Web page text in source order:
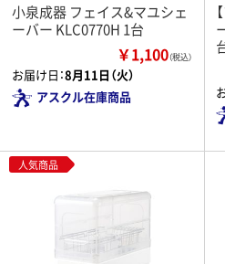
小泉成器 フェイス&マユシェ
ーバー KLC0770H 1台
￥1,100（税込）
お届け日：8月11日（火）
アスクル在庫商品
人気商品